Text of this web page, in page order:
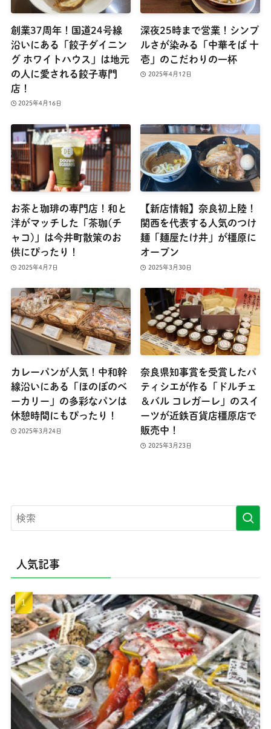
創業37周年！国道24号線
沿いにある「餃子ダイニン
グ ホワイトハウス」は地元
の人に愛される餃子専門
店！
2025年4月16日
深夜25時まで営業！シンプ
ルさが染みる「中華そば 十
壱」のこだわりの一杯
2025年4月12日
お茶と珈琲の専門店！和と
洋がマッチした「茶珈(チ
ャコ)」は今井町散策のお
供にぴったり！
2025年4月7日
【新店情報】奈良初上陸！
関西を代表する人気のつけ
麺「麺屋たけ井」が橿原に
オープン
2025年3月30日
カレーパンが人気！中和幹
線沿いにある「ほのぼのベ
ーカリー」の多彩なパンは
休憩時間にもぴったり！
2025年3月24日
奈良県知事賞を受賞したパ
ティシエが作る「ドルチェ
＆バル コレガーレ」のスイ
ーツが近鉄百貨店橿原店で
販売中！
2025年3月23日
人気記事